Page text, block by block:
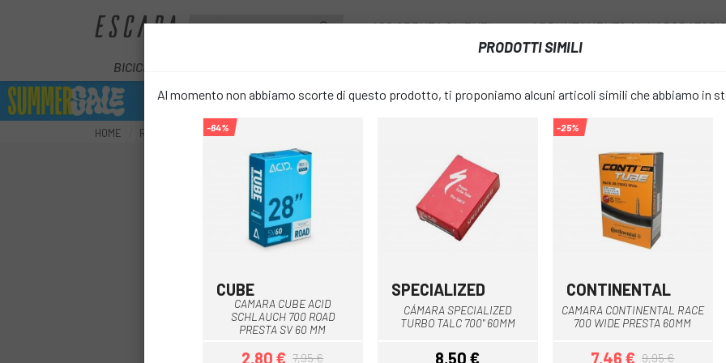
ASSISTENZA CLIENTI APPUNTAMENTO AL
BICICLETTE
HOME RUOTE CAMERE CAMARA SPECIALIZED TURBO TALC 700 PRESTA 80MM
favorite_borderCAMARA
TALC 700
LARGHEZZA DELLA CAMERA:
PRODOTTI SIMILI
Al momento non abbiamo scorte di questo prodotto, ti proponiamo alcuni articoli simili che abbiamo in
-64%
CUBE
CAMARA CUBE ACID
SCHLAUCH 700 ROAD
PRESTA SV 60 MM
2,80 € 7,95 €
SPECIALIZED
CÁMARA SPECIALIZED
TURBO TALC 700" 60MM
8,50 €
-25%
CONTINENTAL
CAMARA CONTINENTAL RACE
700 WIDE PRESTA 60MM
7,46 € 9,95 €